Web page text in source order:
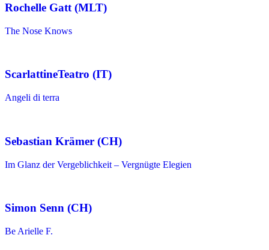
Rochelle Gatt (MLT)
The Nose Knows
ScarlattineTeatro (IT)
Angeli di terra
Sebastian Krämer (CH)
Im Glanz der Vergeblichkeit – Vergnügte Elegien
Simon Senn (CH)
Be Arielle F.